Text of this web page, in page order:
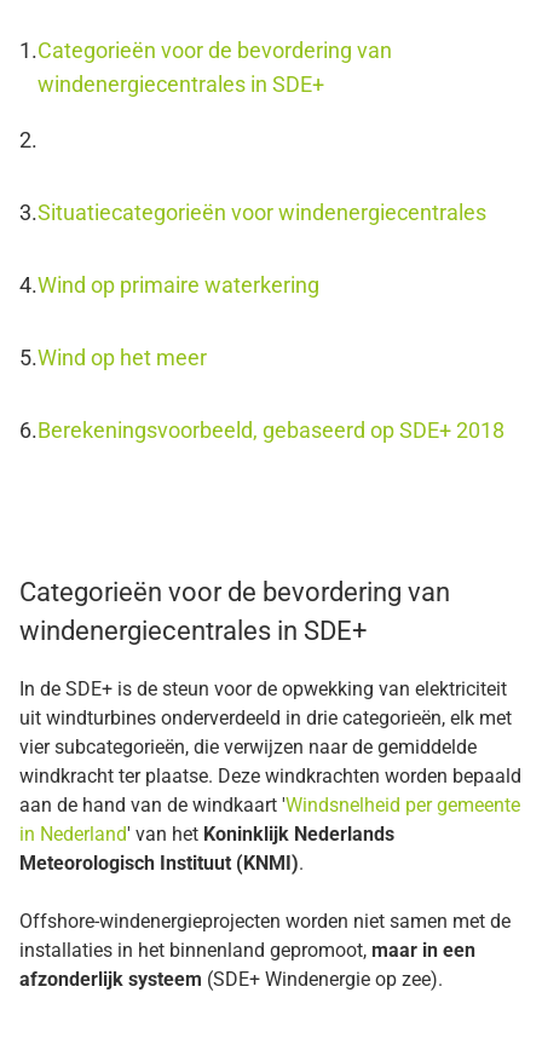
Categorieën voor de bevordering van
windenergiecentrales in SDE+
Situatiecategorieën voor windenergiecentrales
Wind op primaire waterkering
Wind op het meer
Berekeningsvoorbeeld, gebaseerd op SDE+ 2018
Categorieën voor de bevordering van
windenergiecentrales in SDE+
In de SDE+ is de steun voor de opwekking van elektriciteit
uit windturbines onderverdeeld in drie categorieën, elk met
vier subcategorieën, die verwijzen naar de gemiddelde
windkracht ter plaatse. Deze windkrachten worden bepaald
aan de hand van de windkaart 'Windsnelheid per gemeente
in Nederland' van het Koninklijk Nederlands
Meteorologisch Instituut (KNMI).
Offshore-windenergieprojecten worden niet samen met de
installaties in het binnenland gepromoot, maar in een
afzonderlijk systeem (SDE+ Windenergie op zee).